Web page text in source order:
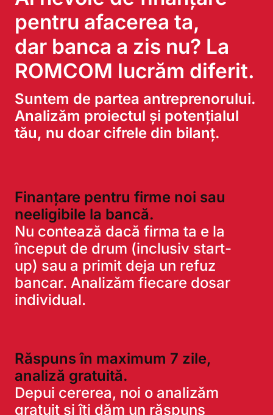
pentru afacerea ta,
dar banca a zis nu? La
ROMCOM lucrăm diferit.
Suntem de partea antreprenorului.
Analizăm proiectul și potențialul
tău, nu doar cifrele din bilanț.
Finanțare pentru firme noi sau
neeligibile la bancă.
Nu contează dacă firma ta e la
început de drum (inclusiv start-
up) sau a primit deja un refuz
bancar. Analizăm fiecare dosar
individual.
Răspuns în maximum 7 zile,
analiză gratuită.
Depui cererea, noi o analizăm
gratuit și îți dăm un răspuns